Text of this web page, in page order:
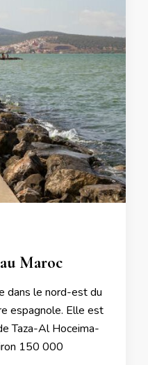
Maroc
dans le nord-est du
espagnole. Elle est
Taza-Al Hoceima-
150 000